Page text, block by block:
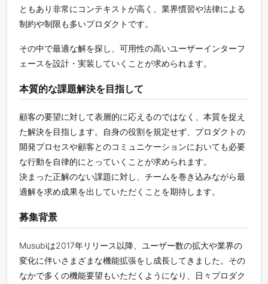
ともあり非常にコンテキストが高く、業界慣習や法律による
制約や制限も多いプロダクトです。
その中で最適な解を探し、可用性の高いユーザーインターフ
ェースを設計・実装していくことが求められます。
本質的な課題解決を目指して
顧客の要望に対して表層的に応えるのではなく、本質を捉え
た解決を目指します。自身の役割を規定せず、プロダクトの
開発プロセスや顧客とのコミュニケーションにおいても必要
な行動を自律的にとっていくことが求められます。
決まった正解のない課題に対し、チームを巻き込みながら最
適解を求め成果を出していただくことを期待します。
募集背景
Musubiは2017年リリース以降、ユーザー数の拡大や業界の
変化に伴いさまざまな機能拡張をし成長してきました。その
なかで多くの機能要望もいただくようになり、日々プロダク